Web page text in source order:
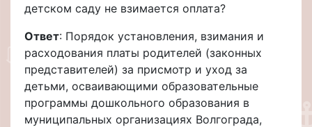
детском саду не взимается оплата?
Ответ: Порядок установления, взимания и
расходования платы родителей (законных
представителей) за присмотр и уход за
детьми, осваивающими образовательные
программы дошкольного образования в
муниципальных организациях Волгограда,